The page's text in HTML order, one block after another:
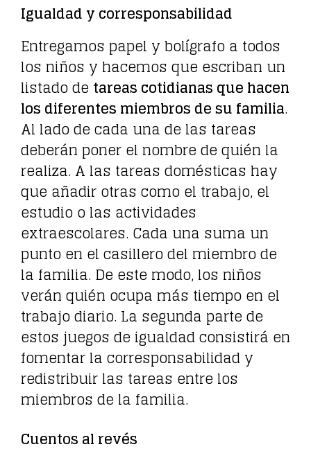
Igualdad y corresponsabilidad
Entregamos papel y bolígrafo a todos
los niños y hacemos que escriban un
listado detareas cotidianas que hacen
los diferentes miembros de su familia.
Al lado de cada una de las tareas
deberán poner el nombre de quién la
realiza. A las tareas domésticas hay
que añadir otras como el trabajo, el
estudio o las actividades
extraescolares. Cada una suma un
punto en el casillero del miembro de
la familia. De este modo, los niños
verán quién ocupa más tiempo en el
trabajo diario. La segunda parte de
estos juegos de igualdad consistirá en
fomentar la corresponsabilidad y
redistribuir las tareas entre los
miembros de la familia.
Cuentos al revés